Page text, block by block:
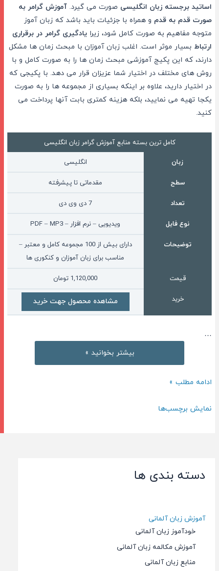
دسته بندی ها
آموزش زبان آلمانی
خودآموز زبان آلمانی
آموزش مکالمه زبان آلمانی
منابع زبان آلمانی
اساتید برجسته زبان انگلیسی صورت می گیرد. آموزش گرامر به
صورت قدم به قدم و همراه با جزئیات باید باشد که زبان آموز
متوجه مفاهیم به صورت کامل شود، زیرا یادگیری گرامر در برقراری
ارتباط بسیار موثر است. اغلب زبان آموزان با مبحث زمان ها مشکل
دارند، که این پکیج آموزشی مبحث زمان ها را به صورت کامل و با
روش های مختلف در اختیار شما عزیزان قرار می دهد. با پکیجی که
در اختیار دارید، علاوه بر اینکه بسیاری از مجموعه ها را به صورت
یکجا تهیه می نمایید، بلکه هزینه کمتری بابت آنها پرداخت می
کنید.
کامل ترین بسته منابع آموزش گرامر زبان انگلیسی
زبان انگلیسی
سطح مقدماتی تا پیشرفته
تعداد 7 دی وی دی
نوع فایل ویدیویی – نرم افزار – PDF – MP3
توضیحات
دارای بیش از 100 مجموعه کامل و معتبر –
مناسب برای زبان آموزان و کنکوری ها
قیمت 1,120,000 تومان
خرید مشاهده محصول جهت خرید
…
بهترین
و
بیشتر بخوانید »
بهترین
کامل
گرامر
ادامه مطلب »
نمایش برچسب‌ها